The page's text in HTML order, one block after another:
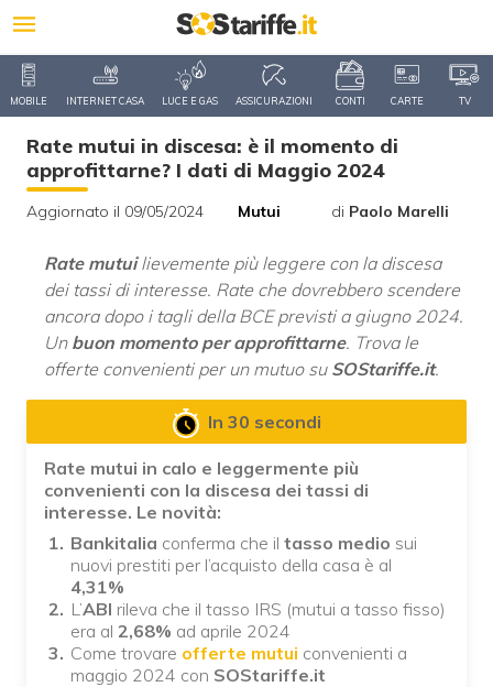
MOBILE INTERNET CASA LUCE E GAS ASSICURAZIONI CONTI CARTE TV
Rate mutui in discesa: è il momento di
approfittarne? I dati di Maggio 2024
Aggiornato il 09/05/2024 Mutui di Paolo Marelli
Rate mutuilievemente più leggere con la discesa
dei tassi di interesse. Rate che dovrebbero scendere
ancora dopo i tagli della BCE previsti a giugno 2024.
Unbuon momento per approfittarne. Trova le
offerte convenienti per un mutuo su SOStariffe.it.
In 30 secondi
Rate mutui in calo e leggermente più
convenienti con la discesa dei tassi di
interesse. Le novità:
Bankitalia conferma che il tasso medio sui
nuovi prestiti per l’acquisto della casa è al
4,31%
L’ABI rileva che il tasso IRS (mutui a tasso fisso)
era al 2,68% ad aprile 2024
Come trovare offerte mutui convenienti a
maggio 2024 con SOStariffe.it